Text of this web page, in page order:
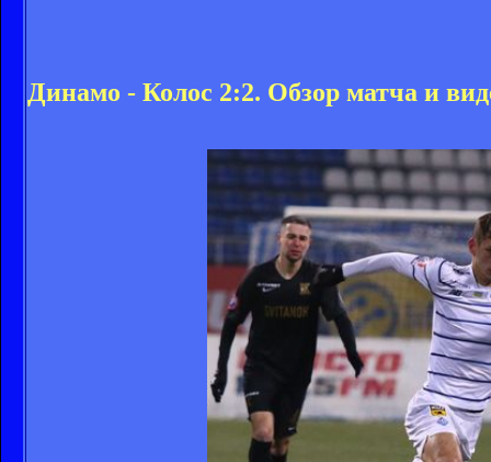
Динамо - Колос 2:2. Обзор матча и